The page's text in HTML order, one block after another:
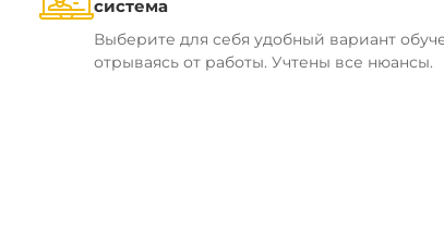
система
Выберите для себя удобный вариант
отрываясь от работы. Учтены все нюансы.